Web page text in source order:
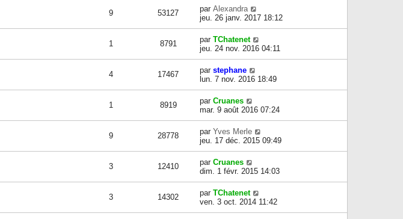
9 53127 par Alexandra
jeu. 26 janv. 2017 18:12
1 8791 par TChatenet
jeu. 24 nov. 2016 04:11
4 17467 par stephane
lun. 7 nov. 2016 18:49
1 8919 par Cruanes
mar. 9 août 2016 07:24
9 28778 par Yves Merle
jeu. 17 déc. 2015 09:49
3 12410 par Cruanes
dim. 1 févr. 2015 14:03
3 14302 par TChatenet
ven. 3 oct. 2014 11:42